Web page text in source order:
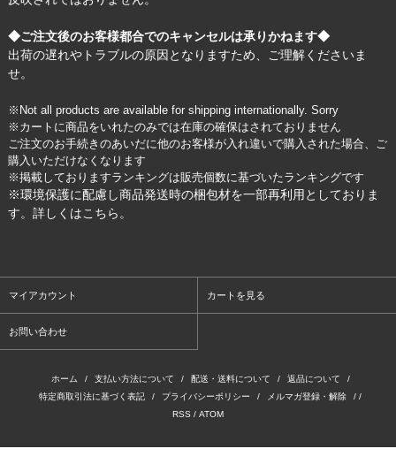
◆ご注文後のお客様都合でのキャンセルは承りかねます◆
出荷の遅れやトラブルの原因となりますため、ご理解くださいま
せ。
※Not all products are available for shipping internationally. Sorry
※カートに商品をいれたのみでは在庫の確保はされておりません
ご注文のお手続きのあいだに他のお客様が入れ違いで購入された場合、ご
購入いただけなくなります
※掲載しておりますランキングは販売個数に基づいたランキングです
※環境保護に配慮し商品発送時の梱包材を一部再利用としておりま
す。詳しくはこちら 。
マイアカウント カートを見る
お問い合わせ
ホーム / 支払い方法について / 配送・送料について / 返品について
/
特定商取引法に基づく表記
/ プライバシーポリシー / メルマガ登録・解除
/ /
RSS / ATOM